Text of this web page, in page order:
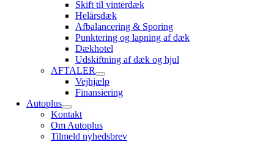
Skift til vinterdæk
Helårsdæk
Afbalancering & Sporing
Punktering og lapning af dæk
Dækhotel
Udskiftning af dæk og hjul
AFTALER
Vejhjælp
Finansiering
Autoplus
Kontakt
Om Autoplus
Tilmeld nyhedsbrev